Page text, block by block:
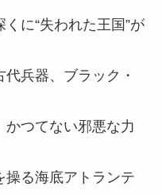
に“失われた王国”が
兵器、ブラック・
かつてない邪悪な力
操る海底アトランテ